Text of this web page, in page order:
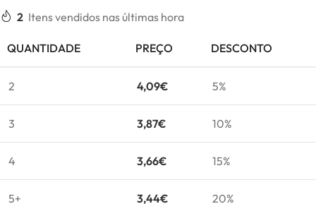
2 Itens vendidos nas últimas hora
QUANTIDADE PREÇO DESCONTO
2 4,09€ 5%
3 3,87€ 10%
4 3,66€ 15%
5+ 3,44€ 20%